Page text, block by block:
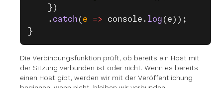
    })
    .
catch ( e => console. log (e));
}
Die Verbindungsfunktion prüft, ob bereits ein Host mit
der Sitzung verbunden ist oder nicht. Wenn es bereits
einen Host gibt, werden wir mit der Veröffentlichung